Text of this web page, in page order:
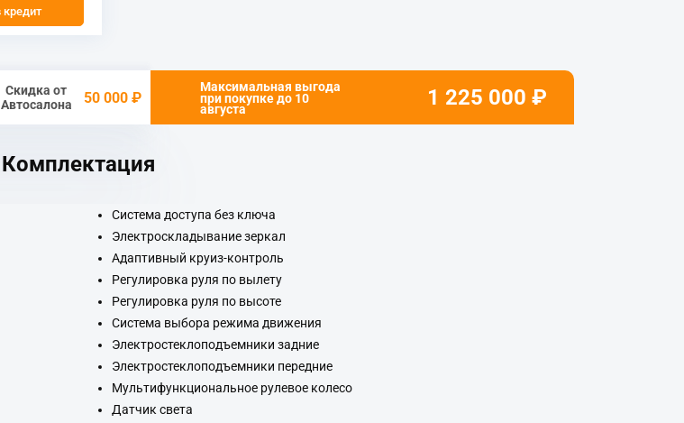
Купить в кредит
Скидка от
Автосалона
50 000 ₽
Максимальная выгода
при покупке до 10
августа 1 225 000 ₽
Комплектация
Система доступа без ключа
Электроскладывание зеркал
Адаптивный круиз-контроль
Регулировка руля по вылету
Регулировка руля по высоте
Система выбора режима движения
Электростеклоподъемники задние
Электростеклоподъемники передние
Мультифункциональное рулевое колесо
Датчик света